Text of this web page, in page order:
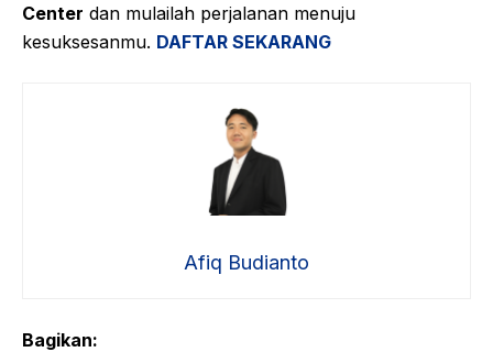
Center dan mulailah perjalanan menuju
kesuksesanmu. DAFTAR SEKARANG
Afiq Budianto
Bagikan: